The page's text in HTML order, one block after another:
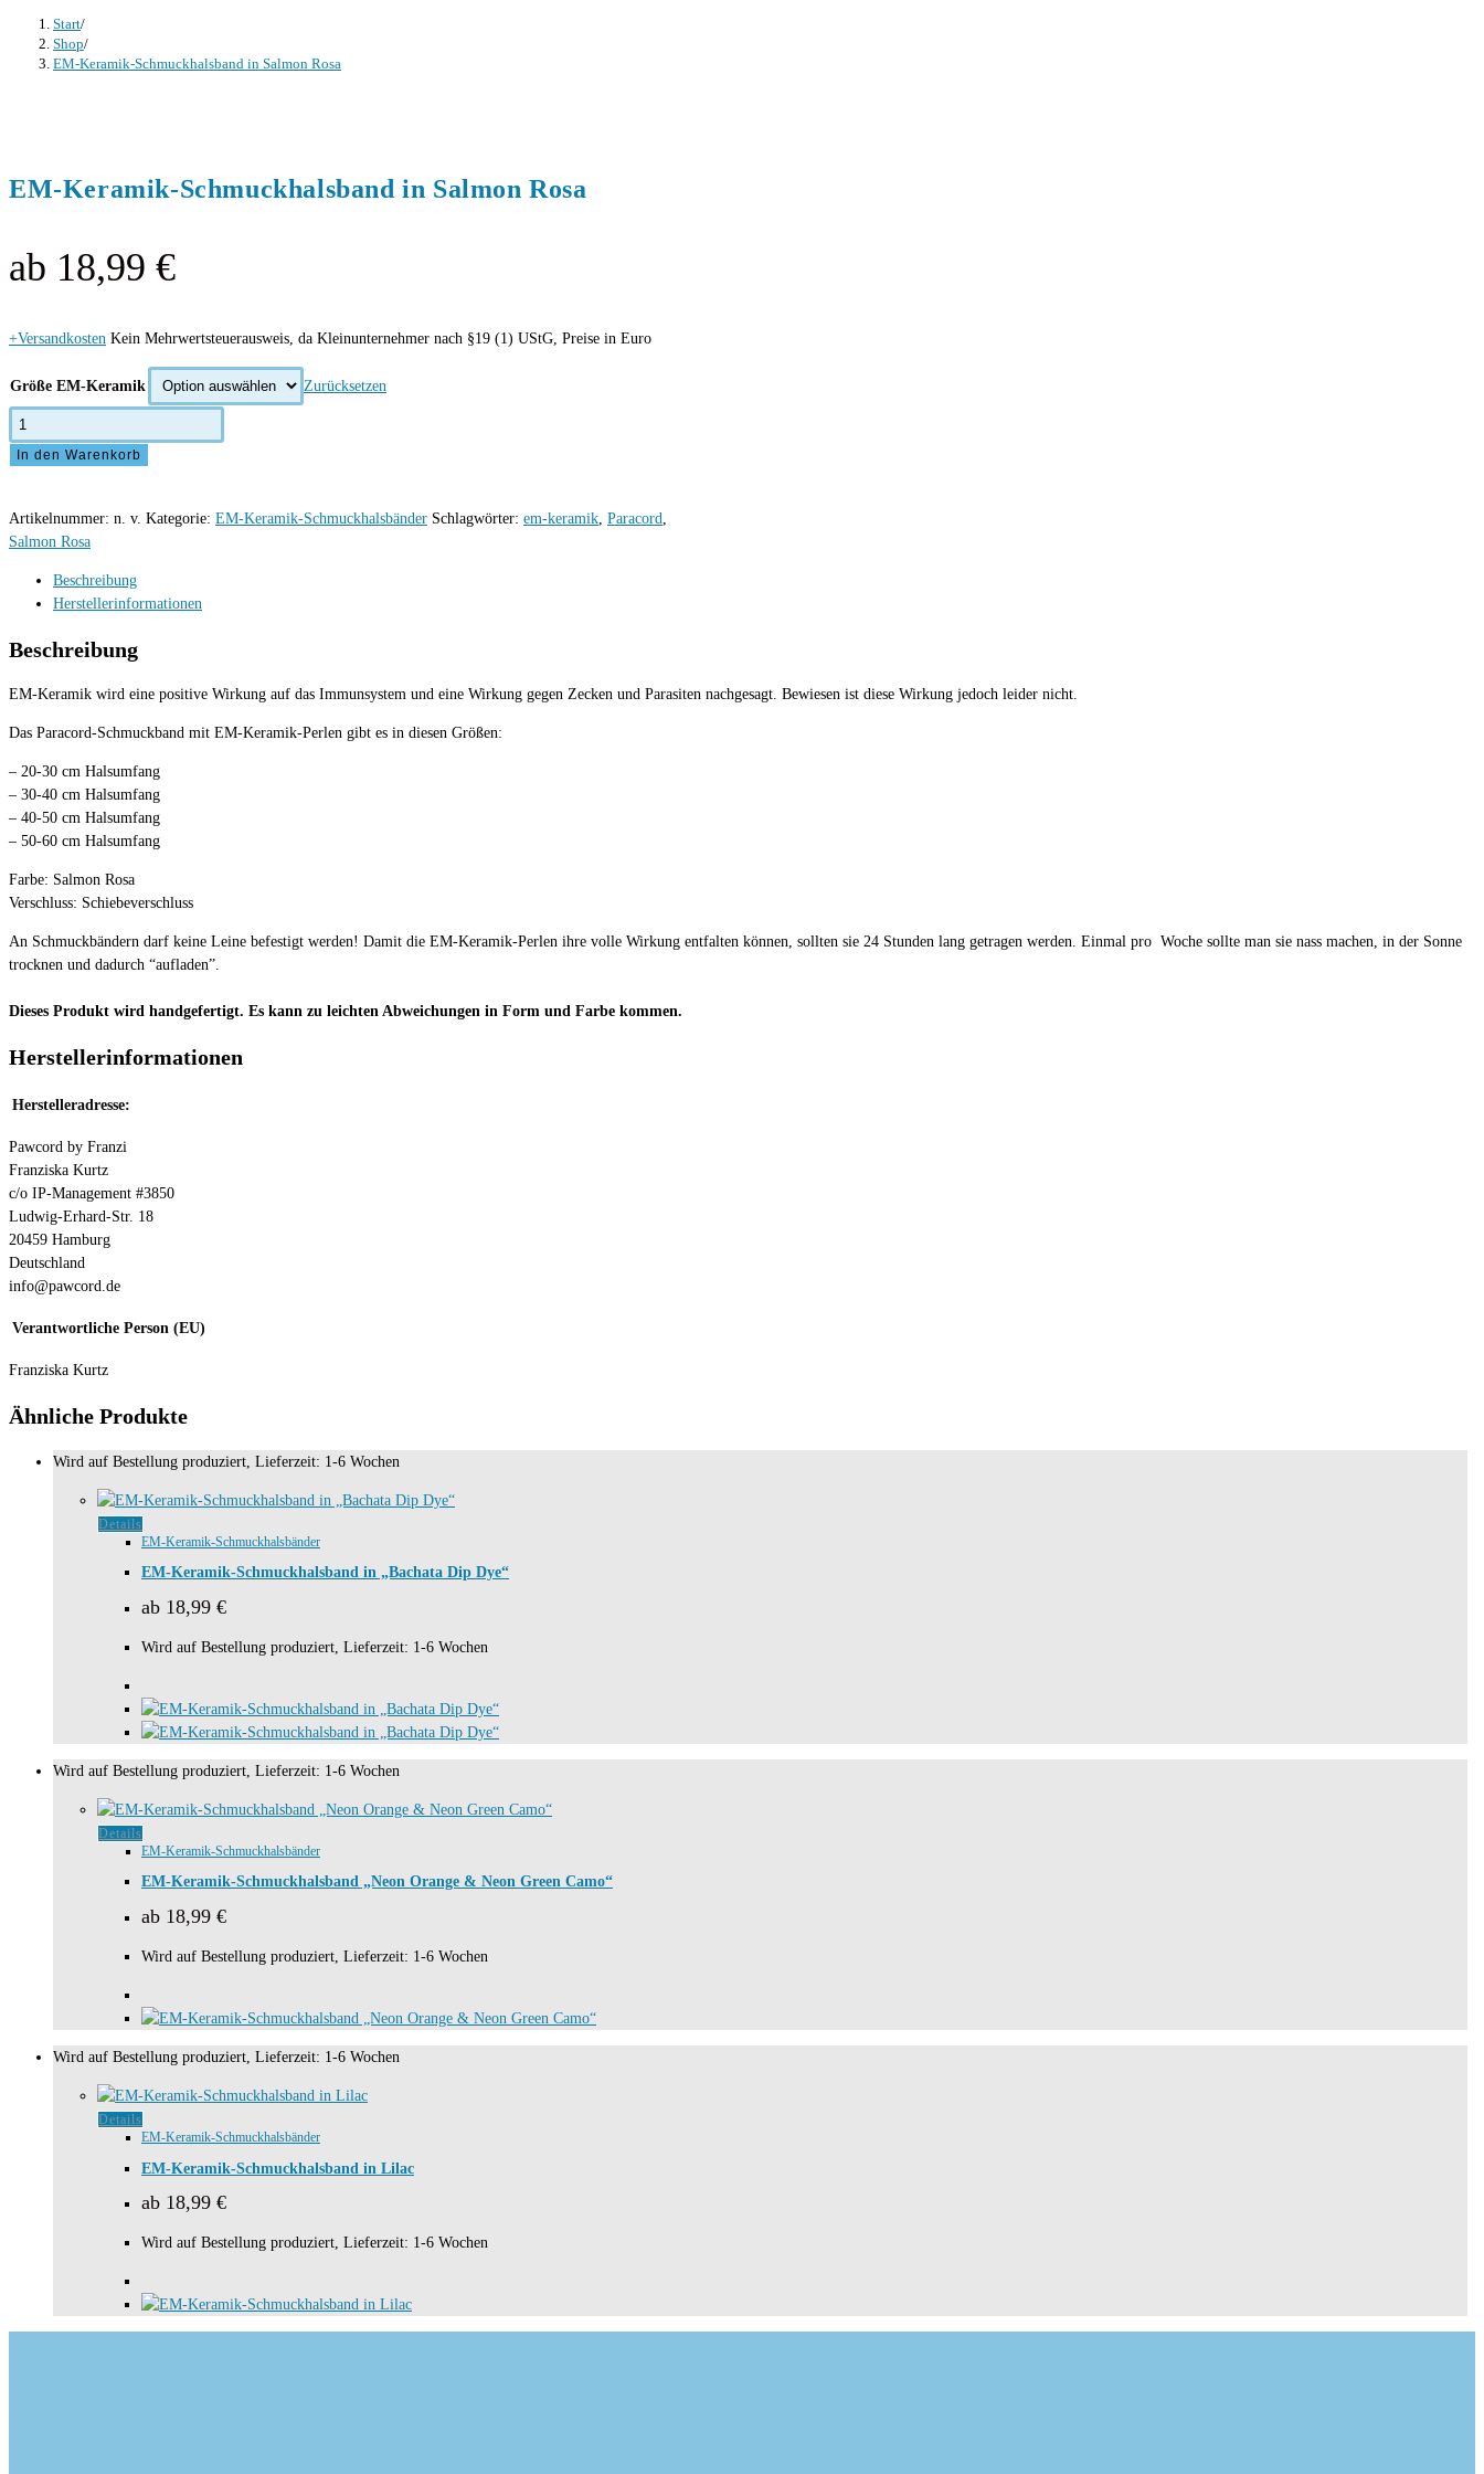
Start/
Shop/
EM-Keramik-Schmuckhalsband in Salmon Rosa
EM-Keramik-Schmuckhalsband in Salmon Rosa
ab 18,99 €
+Versandkosten Kein Mehrwertsteuerausweis, da Kleinunternehmer nach §19 (1) UStG, Preise in Euro
Größe EM-Keramik
Zurücksetzen
EM-
Keramik-
Schmuckhalsband
Salmon
Rosa
In den Warenkorb
Artikelnummer: n. v. Kategorie: EM-Keramik-Schmuckhalsbänder Schlagwörter: em-keramik, Paracord,
Salmon Rosa
Beschreibung
Herstellerinformationen
Beschreibung
EM-Keramik wird eine positive Wirkung auf das Immunsystem und eine Wirkung gegen Zecken und Parasiten nachgesagt. Bewiesen ist diese Wirkung jedoch leider nicht.
Das Paracord-Schmuckband mit EM-Keramik-Perlen gibt es in diesen Größen:
– 20-30 cm Halsumfang
– 30-40 cm Halsumfang
– 40-50 cm Halsumfang
– 50-60 cm Halsumfang
Farbe: Salmon Rosa
Verschluss: Schiebeverschluss
An Schmuckbändern darf keine Leine befestigt werden! Damit die EM-Keramik-Perlen ihre volle Wirkung entfalten können, sollten sie 24 Stunden lang getragen werden. Einmal pro Woche sollte man sie nass machen, in der Sonne
trocknen und dadurch “aufladen”.
Dieses Produkt wird handgefertigt. Es kann zu leichten Abweichungen in Form und Farbe kommen.
Herstellerinformationen
Herstelleradresse:
Pawcord by Franzi
Franziska Kurtz
c/o IP-Management #3850
Ludwig-Erhard-Str. 18
20459 Hamburg
Deutschland
info@pawcord.de
Verantwortliche Person (EU)
Franziska Kurtz
Ähnliche Produkte
Wird auf Bestellung produziert, Lieferzeit: 1-6 Wochen
Details
Produkt
weist
Varianten
auf.
können
auf
Produktseite
gewählt
EM-Keramik-Schmuckhalsbänder
EM-Keramik-Schmuckhalsband in „Bachata Dip Dye“
ab 18,99 €
Wird auf Bestellung produziert, Lieferzeit: 1-6 Wochen
Wird auf Bestellung produziert, Lieferzeit: 1-6 Wochen
Details
Produkt
weist
Varianten
auf.
können
der
Produktseite
werden
EM-Keramik-Schmuckhalsbänder
EM-Keramik-Schmuckhalsband „Neon Orange & Neon Green Camo“
ab 18,99 €
Wird auf Bestellung produziert, Lieferzeit: 1-6 Wochen
Wird auf Bestellung produziert, Lieferzeit: 1-6 Wochen
Details
Produkt
weist
Varianten
auf.
können
EM-Keramik-Schmuckhalsbänder
EM-Keramik-Schmuckhalsband in Lilac
ab 18,99 €
Wird auf Bestellung produziert, Lieferzeit: 1-6 Wochen